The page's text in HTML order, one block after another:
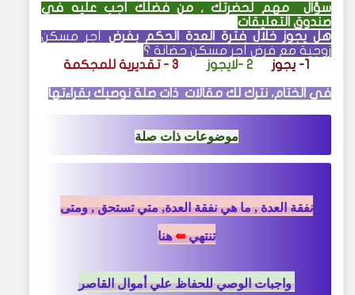
سؤال مهم لحضرتك , من فضلك أجب عليه في
صندوق التعليقات
هل يجوز خلال فترة العدة الحكم بفرض
أجر مسكن
زوجية مع فرض أجر مسكن حضانة ؟
1- يجوز
2 -لايجوز 3 - تقديرية للمجكمة
في الختام، نترك لك مقالات ذات صلة نوصيك بقراءتها
موضوعات ذات صلة
نفقة العدة , ما هي نفقة العدة, متي تستحق , ومتى
تنتهي⇚هنا
واجبات الوصي للحفاظ علي أموال القاصر